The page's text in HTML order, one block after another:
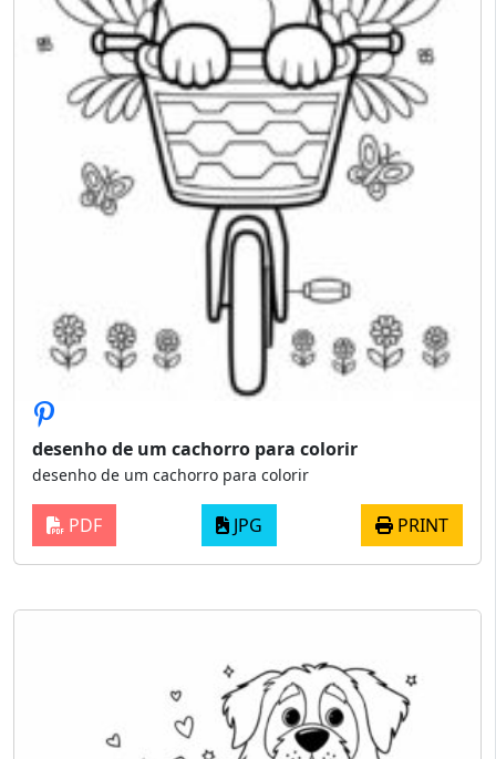
desenho de um cachorro para colorir
desenho de um cachorro para colorir
PDF JPG PRINT